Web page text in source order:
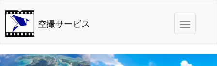
navigation
空撮サービス